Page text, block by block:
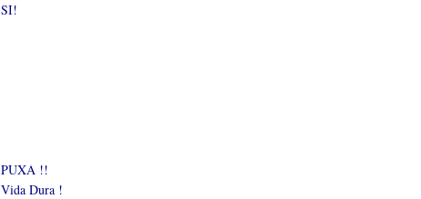
SI!
PUXA !!
Vida Dura !